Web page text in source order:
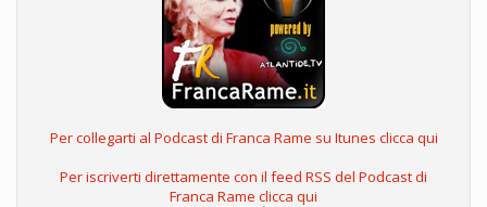
Per collegarti al Podcast di Franca Rame su Itunes clicca qui
Per iscriverti direttamente con il feed RSS del Podcast di
Franca Rame clicca qui